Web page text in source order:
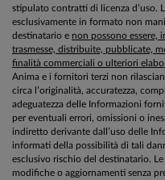
stipulato contratti di licenza d’uso.
esclusivamente in formato non
destinatario e non possono essere,
trasmesse, distribuite, pubblicate,
finalità commerciali o ulteriori
Anima e i fornitori terzi non
circa l’originalità, accuratezza,
adeguatezza delle Informazioni
per eventuali errori, omissioni o
indiretto derivante dall’uso delle
informati della possibilità di tali
esclusivo rischio del destinatario.
modifiche o aggiornamenti senza